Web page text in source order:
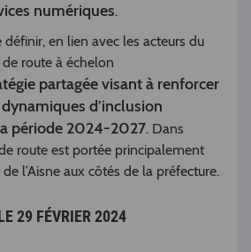
numériques.
en lien avec les acteurs du
route à échelon
partagée visant à renforcer
d’inclusion
période 2024-2027. Dans
route est portée principalement
l’Aisne aux côtés de la préfecture.
29 FÉVRIER 2024